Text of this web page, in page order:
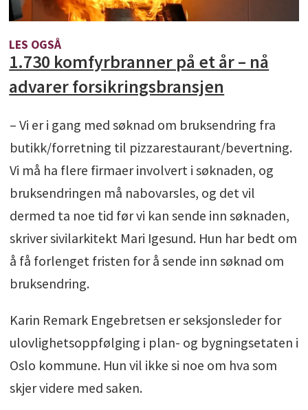
LES OGSÅ
1.730 komfyrbranner på et år – nå
advarer forsikringsbransjen
– Vi er i gang med søknad om bruksendring fra
butikk/forretning til pizzarestaurant/bevertning.
Vi må ha flere firmaer involvert i søknaden, og
bruksendringen må nabovarsles, og det vil
dermed ta noe tid før vi kan sende inn søknaden,
skriver sivilarkitekt Mari Igesund. Hun har bedt om
å få forlenget fristen for å sende inn søknad om
bruksendring.
Karin Remark Engebretsen er seksjonsleder for
ulovlighetsoppfølging i plan- og bygningsetaten i
Oslo kommune. Hun vil ikke si noe om hva som
skjer videre med saken.